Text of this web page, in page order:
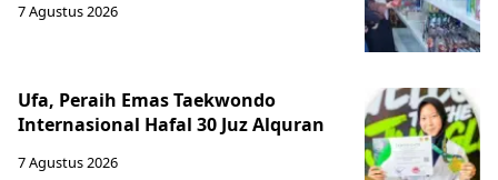
7 Agustus 2026
Ufa, Peraih Emas Taekwondo
Internasional Hafal 30 Juz Alquran
7 Agustus 2026